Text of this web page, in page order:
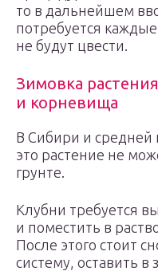
то в дальнейшем
потребуется
не будут цвести.
Зимовка
и корневища
В Сибири и средней
это растение не
грунте.
Клубни требуется
и поместить в
После этого стоит
систему, оставить в